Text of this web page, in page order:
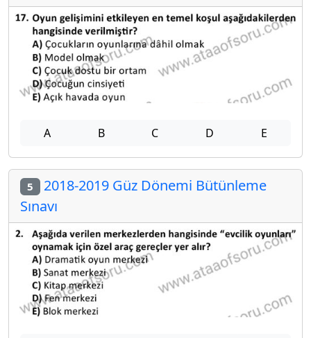
A B C D E
5 2018-2019 Güz Dönemi Bütünleme
Sınavı